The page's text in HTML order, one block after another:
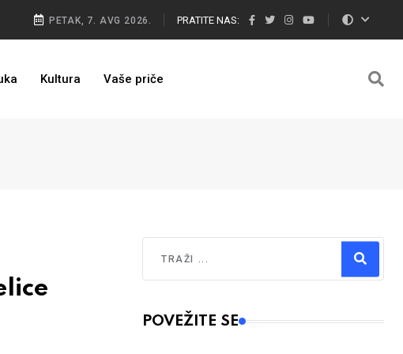
PETAK, 7. AVG 2026. PRATITE NAS:
Kultura Vaše priče
Type 2 or more characters for results.
POVEŽITE SE